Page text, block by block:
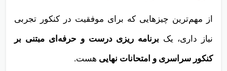
از مهم‌ترین چیزهایی که برای موفقیت در کنکور تجربی
نیاز داری، یک برنامه ریزی درست و حرفه‌ای مبتنی بر
کنکور سراسری و امتحانات نهایی هست.